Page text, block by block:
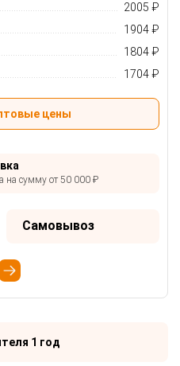
2005 ₽
1904 ₽
1804 ₽
1704 ₽
Получить оптовые цены
на сумму от 50 000 ₽
Самовывоз
1 год